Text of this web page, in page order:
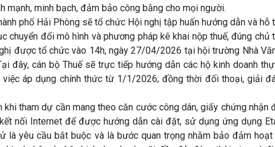
mạnh, minh bạch, đảm bảo công bằng cho mọi người.
phố Hải Phòng sẽ tổ chức Hội nghị tập huấn hướng dẫn và hỗ
chuyển đổi mô hình và phương pháp kê khai nộp thuế, đúng chủ
được tổ chức vào 14h, ngày 27/04/2026 tại hội trường Nhà
đây, cán bộ Thuế sẽ trực tiếp hướng dẫn các hộ kinh doanh
việc áp dụng chính thức từ 1/1/2026; đồng thời đối thoại, giải
tham dự cần mang theo căn cước công dân, giấy chứng nhận
nối Internet để được hướng dẫn cài đặt, sử dụng ứng dụng
là yêu cầu bắt buộc và là bước quan trọng nhằm bảo đảm